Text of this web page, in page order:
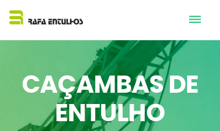
CAÇAMBAS DE
ENTULHO